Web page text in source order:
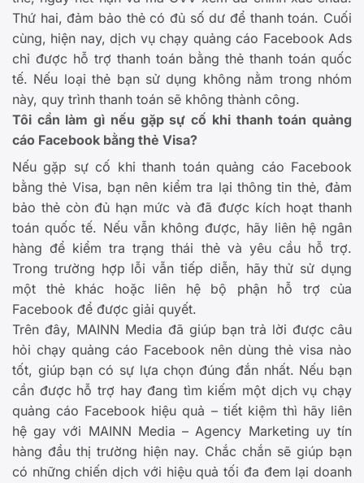
Thứ hai, đảm bảo thẻ có đủ số dư để thanh toán. Cuối
cùng, hiện nay, dịch vụ chạy quảng cáo Facebook Ads
chỉ được hỗ trợ thanh toán bằng thẻ thanh toán quốc
tế. Nếu loại thẻ bạn sử dụng không nằm trong nhóm
này, quy trình thanh toán sẽ không thành công.
Tôi cần làm gì nếu gặp sự cố khi thanh toán quảng
cáo Facebook bằng thẻ Visa?
Nếu gặp sự cố khi thanh toán quảng cáo Facebook
bằng thẻ Visa, bạn nên kiểm tra lại thông tin thẻ, đảm
bảo thẻ còn đủ hạn mức và đã được kích hoạt thanh
toán quốc tế. Nếu vẫn không được, hãy liên hệ ngân
hàng để kiểm tra trạng thái thẻ và yêu cầu hỗ trợ.
Trong trường hợp lỗi vẫn tiếp diễn, hãy thử sử dụng
một thẻ khác hoặc liên hệ bộ phận hỗ trợ của
Facebook để được giải quyết.
Trên đây, MAINN Media đã giúp bạn trả lời được câu
hỏi chạy quảng cáo Facebook nên dùng thẻ visa nào
tốt, giúp bạn có sự lựa chọn đúng đắn nhất. Nếu bạn
cần được hỗ trợ hay đang tìm kiếm một dịch vụ chạy
quảng cáo Facebook hiệu quả – tiết kiệm thì hãy liên
hệ gay với MAINN Media – Agency Marketing uy tín
hàng đầu thị trường hiện nay. Chắc chắn sẽ giúp bạn
có những chiến dịch với hiệu quả tối đa đem lại doanh